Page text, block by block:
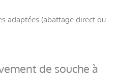
adaptées (abattage direct ou
de souche à